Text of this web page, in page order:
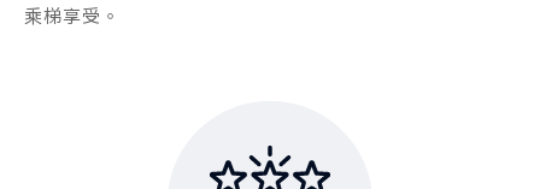
乘梯享受。